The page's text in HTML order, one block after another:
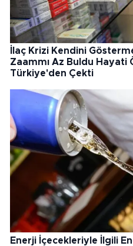
İlaç Krizi Kendini
Zaammı Az Buldu Hayati
Türkiye'den Çekti
Enerji İçecekleriyle İlgili